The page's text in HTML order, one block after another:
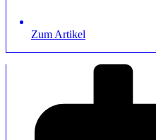
Zum Artikel